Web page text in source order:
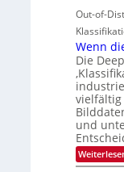
Out-of-
Wenn
Die
vielfältig
und